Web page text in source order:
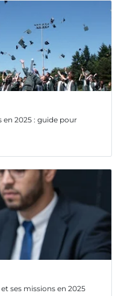
en 2025 : guide pour
ses missions en 2025